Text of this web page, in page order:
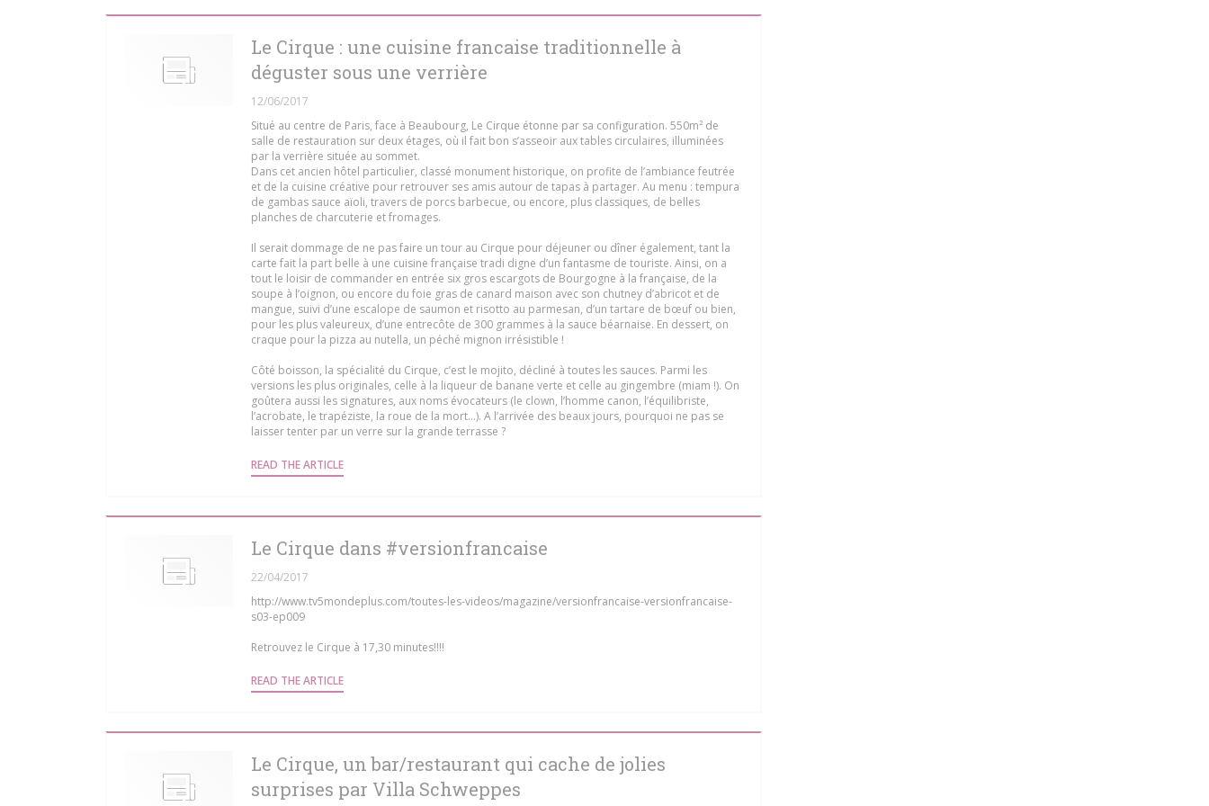
Le Cirque : une cuisine francaise traditionnelle à
déguster sous une verrière
12/06/2017
Situé au centre de Paris, face à Beaubourg, Le Cirque étonne par sa configuration. 550m² de
salle de restauration sur deux étages, où il fait bon s’asseoir aux tables circulaires, illuminées
par la verrière située au sommet.
Dans cet ancien hôtel particulier, classé monument historique, on profite de l’ambiance feutrée
et de la cuisine créative pour retrouver ses amis autour de tapas à partager. Au menu : tempura
de gambas sauce aïoli, travers de porcs barbecue, ou encore, plus classiques, de belles
planches de charcuterie et fromages.
Il serait dommage de ne pas faire un tour au Cirque pour déjeuner ou dîner également, tant la
carte fait la part belle à une cuisine française tradi digne d’un fantasme de touriste. Ainsi, on a
tout le loisir de commander en entrée six gros escargots de Bourgogne à la française, de la
soupe à l’oignon, ou encore du foie gras de canard maison avec son chutney d’abricot et de
mangue, suivi d’une escalope de saumon et risotto au parmesan, d’un tartare de bœuf ou bien,
pour les plus valeureux, d’une entrecôte de 300 grammes à la sauce béarnaise. En dessert, on
craque pour la pizza au nutella, un péché mignon irrésistible !
Côté boisson, la spécialité du Cirque, c’est le mojito, décliné à toutes les sauces. Parmi les
versions les plus originales, celle à la liqueur de banane verte et celle au gingembre (miam !). On
goûtera aussi les signatures, aux noms évocateurs (le clown, l’homme canon, l’équilibriste,
l’acrobate, le trapéziste, la roue de la mort…). A l’arrivée des beaux jours, pourquoi ne pas se
laisser tenter par un verre sur la grande terrasse ?
READ THE ARTICLE((OPENS IN A NEW WINDOW))
Le Cirque dans #versionfrancaise
22/04/2017
http://www.tv5mondeplus.com/toutes-les-videos/magazine/versionfrancaise-versionfrancaise-
s03-ep009
Retrouvez le Cirque à 17,30 minutes!!!!
READ THE ARTICLE((OPENS IN A NEW WINDOW))
Le Cirque, un bar/restaurant qui cache de jolies
surprises par Villa Schweppes